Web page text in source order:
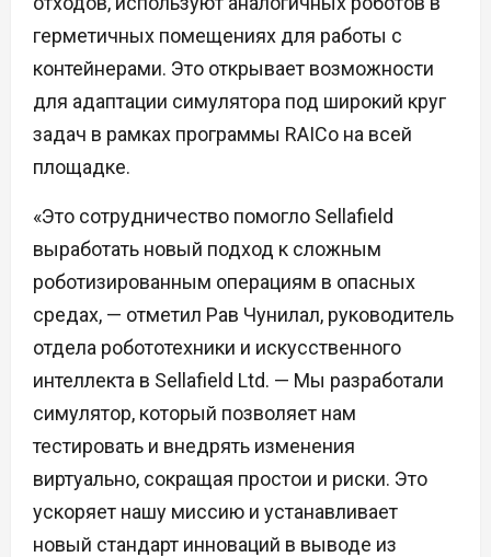
герметичных помещениях для работы с
контейнерами. Это открывает возможности
для адаптации симулятора под широкий круг
задач в рамках программы RAICo на всей
площадке.
«Это сотрудничество помогло Sellafield
выработать новый подход к сложным
роботизированным операциям в опасных
средах, — отметил Рав Чунилал, руководитель
отдела робототехники и искусственного
интеллекта в Sellafield Ltd. — Мы разработали
симулятор, который позволяет нам
тестировать и внедрять изменения
виртуально, сокращая простои и риски. Это
ускоряет нашу миссию и устанавливает
новый стандарт инноваций в выводе из